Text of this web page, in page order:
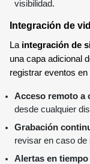
visibilidad.
Integración de
La integración de
una capa adicional
registrar eventos
Acceso remoto a
desde cualquier
Grabación
revisar en caso de
Alertas en tiempo